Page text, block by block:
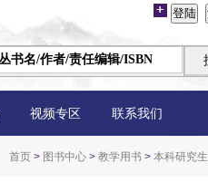
视频专区 联系我们
首页 > 图书中心 > 教学用书 > 本科研究生